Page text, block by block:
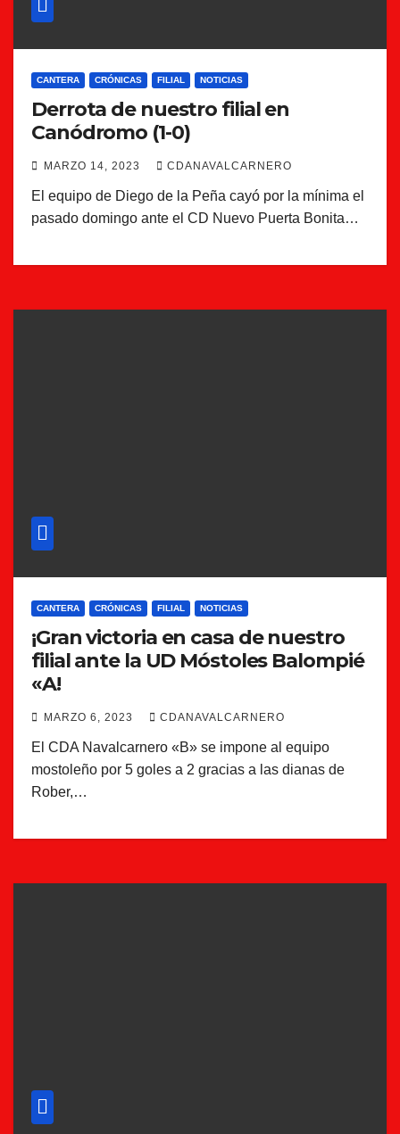
CANTERA CRÓNICAS FILIAL NOTICIAS
Derrota de nuestro filial en
Canódromo (1-0)
MARZO 14, 2023 CDANAVALCARNERO
El equipo de Diego de la Peña cayó por la mínima el
pasado domingo ante el CD Nuevo Puerta Bonita…
CANTERA CRÓNICAS FILIAL NOTICIAS
¡Gran victoria en casa de nuestro
filial ante la UD Móstoles Balompié
«A!
MARZO 6, 2023 CDANAVALCARNERO
El CDA Navalcarnero «B» se impone al equipo
mostoleño por 5 goles a 2 gracias a las dianas de
Rober,…